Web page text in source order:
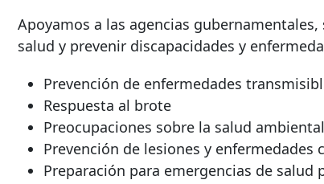
Apoyamos a las agencias
salud y prevenir discapacidades y
Prevención de enfermedades
Respuesta al brote
Preocupaciones sobre la salud ambiental
Prevención de lesiones y enfermedades
Preparación para emergencias de salud